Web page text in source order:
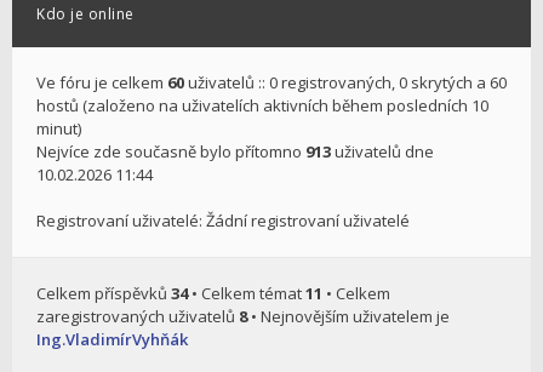
Kdo je online
Ve fóru je celkem 60uživatelů :: 0 registrovaných, 0 skrytých a 60
hostů (založeno na uživatelích aktivních během posledních 10
minut)
Nejvíce zde současně bylo přítomno 913uživatelů dne
10.02.2026 11:44
Registrovaní uživatelé: Žádní registrovaní uživatelé
Celkem příspěvků 34• Celkem témat11 • Celkem
zaregistrovaných uživatelů 8• Nejnovějším uživatelem je
Ing.VladimírVyhňák